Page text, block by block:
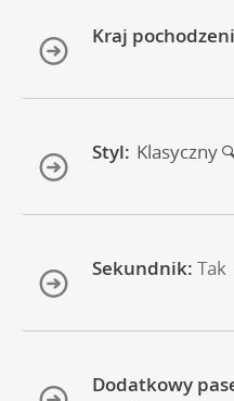
Kraj
Styl: Klasyczny
Sekundnik: Tak
Dodatkowy